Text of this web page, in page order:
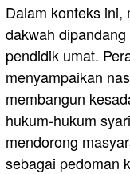
Dalam konteks ini,
dakwah
pendidik umat.
menyampaikan
membangun
hukum-hukum
mendorong
sebagai pedoman